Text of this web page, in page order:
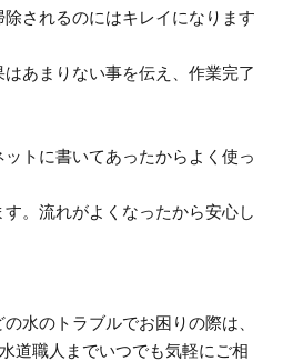
されるのにはキレイになります
あまりない事を伝え、作業完了
トに書いてあったからよく使っ
。流れがよくなったから安心し
水のトラブルでお困りの際は、
道職人までいつでも気軽にご相